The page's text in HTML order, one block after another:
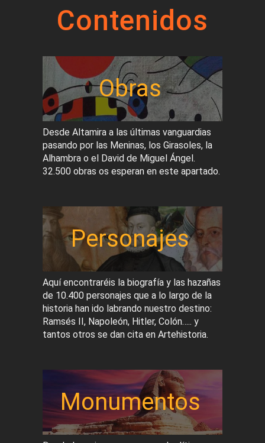
Contenidos
Obras
Desde Altamira a las últimas vanguardias
pasando por las Meninas, los Girasoles, la
Alhambra o el David de Miguel Ángel.
32.500 obras os esperan en este apartado.
Personajes
Aquí encontraréis la biografía y las hazañas
de 10.400 personajes que a lo largo de la
historia han ido labrando nuestro destino:
Ramsés II, Napoleón, Hitler, Colón….. y
tantos otros se dan cita en Artehistoria.
Monumentos